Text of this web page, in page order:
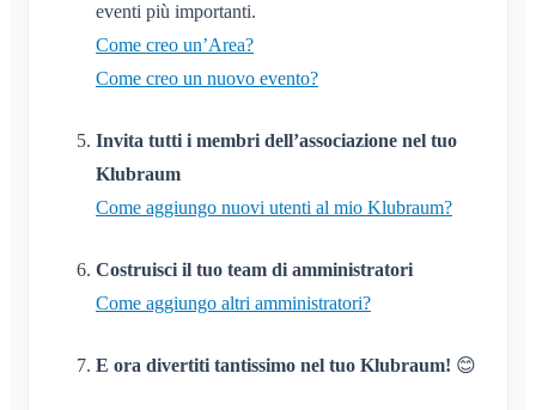
eventi più importanti.
Come creo un’Area?
Come creo un nuovo evento?
Invita tutti i membri dell’associazione nel tuo
Klubraum
Come aggiungo nuovi utenti al mio Klubraum?
Costruisci il tuo team di amministratori
Come aggiungo altri amministratori?
E ora divertiti tantissimo nel tuo Klubraum! 😊